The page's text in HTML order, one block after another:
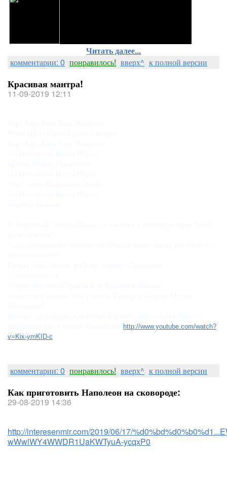
Читать далее...
комментарии: 0 понравилось! вверх^ к полной версии
Красивая мантра!
11-09-2019 12:11
http://www.youtube.com/watch?
v=Kix-ymKID-c
комментарии: 0 понравилось! вверх^ к полной версии
Как приготовить Наполеон на сковороде:
29-08-2019 14:36
http://interesenmir.com/2019/06/17/
wWwlWY4WWDR1UaKWTyuA-ycqxP0